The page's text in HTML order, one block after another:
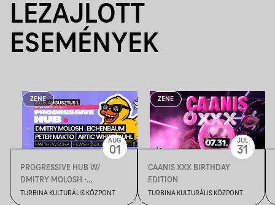
LEZAJLOTT
ESEMÉNYEK
ZENE
PROGRESSIVE HUB W/
DMITRY MOLOSH •
EICHENBAUM
TURBINA KULTURÁLIS KÖZPONT
AUG
01
ZENE
CAANIS XXX BIRTHDAY
EDITION
TURBINA KULTURÁLIS KÖZPONT
JUL
31